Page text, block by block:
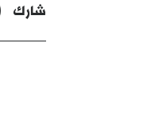
شارك